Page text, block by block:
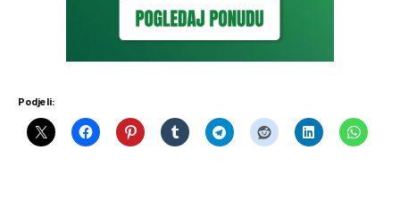
Podjeli: